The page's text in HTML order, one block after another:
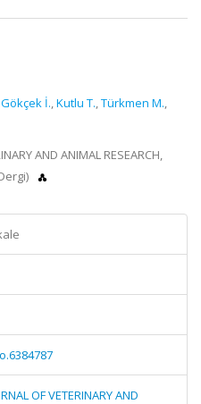
Gökçek İ.,Kutlu T.,Türkmen M.,
AND ANIMAL RESEARCH,
OF VETERINARY AND